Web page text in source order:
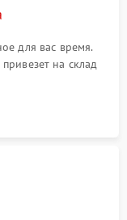
для вас время.
на склад